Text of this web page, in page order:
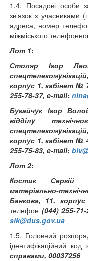
1.4. Посадові особи
зв’язок з учасниками
адреса, номер
міжміського
Лот 1:
Столяр Ігор
корпус 1, кабінет №
255-78-37, e-mail:
Бугайчук Ігор
відділу
корпус 1, кабінет №
255-75-83, e-mail:
Лот 2:
Костик Сергій
матеріально-
Банкова, 11,
телефон (044) 255-71-
sik@dus.gov.ua
1.5. Головний
ідентифікаційний
справами, 00037256